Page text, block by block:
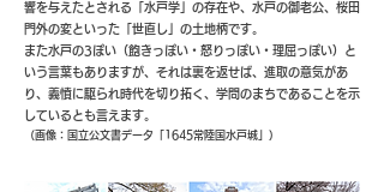
響を与えたとされる「水戸学」の存在や、水戸の御老公、桜田
門外の変といった「世直し」の土地柄です。
また水戸の3ぽい（飽きっぽい・怒りっぽい・理屈っぽい）と
いう言葉もありますが、それは裏を返せば、進取の意気があ
り、義憤に駆られ時代を切り拓く、学問のまちであることを示
しているとも言えます。
（画像：国立公文書データ「1645常陸国水戸城」）